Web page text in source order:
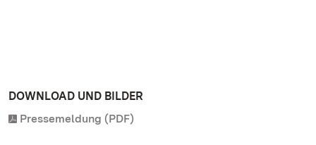
DOWNLOAD UND BILDER
Pressemeldung (PDF)